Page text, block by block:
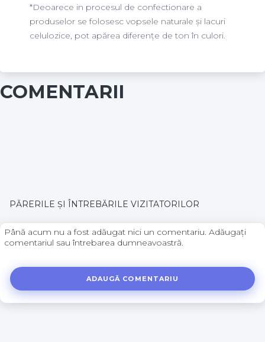
*Deoarece in procesul de confectionare a
produselor se folosesc vopsele naturale și lacuri
celulozice, pot apărea diferențe de ton în culori.
COMENTARII
PĂRERILE ŞI ÎNTREBĂRILE VIZITATORILOR
Până acum nu a fost adăugat nici un comentariu. Adăugaţi
comentariul sau întrebarea dumneavoastră.
ADAUGĂ COMENTARIU